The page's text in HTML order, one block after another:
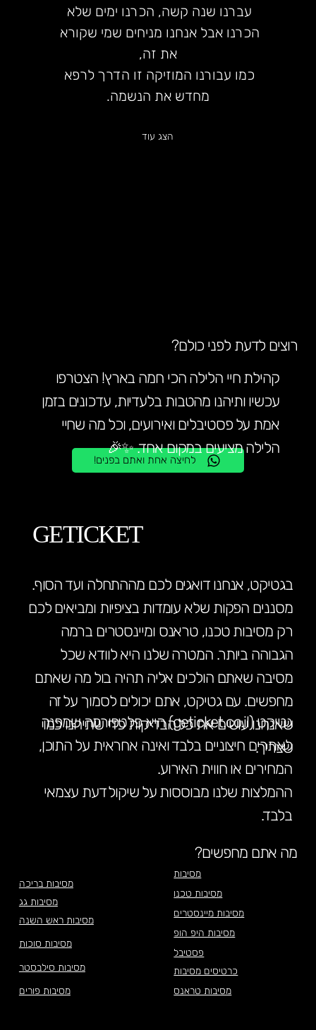
עברנו שנה קשה, הכרנו ימים שלא
הכרנו אבל אנחנו מניחים שמי שקורא
את זה,
כמו עבורנו המוזיקה זו הדרך לרפא
מחדש את הנשמה.
הצג עוד
מסיבות בריכה
מסיבות גג
מסיבות ראש השנה
מסיבות סוכות
מסיבות סילבסטר
מסיבות פורים
מה אתם מחפשים?
מסיבות
מסיבות טכנו
מסיבות טראנס
מסיבות מיינסטרים
מסיבות היפ הופ
פסטיבל
כרטיסים מסיבות
לחיצה אחת ואתם בפנים!
קהילת חיי הלילה הכי חמה בארץ! הצטרפו
עכשיו ותיהנו מהטבות בלעדיות, עדכונים בזמן
אמת על פסטיבלים ואירועים, וכל מה שחיי
הלילה מציעים במקום אחד. ✨🎉
רוצים לדעת לפני כולם?
גטיקט (geticket.co.il) היא פלטפורמה שמפנה
לאתרים חיצוניים בלבד ואינה אחראית על התוכן,
המחירים או חווית האירוע.
ההמלצות שלנו מבוססות על שיקול דעת עצמאי
בלבד.
GETICKET
בגטיקט, אנחנו דואגים לכם מההתחלה ועד הסוף.
מסננים הפקות שלא עומדות בציפיות ומביאים לכם
רק מסיבות טכנו, טראנס ומיינסטרים ברמה
הגבוהה ביותר. המטרה שלנו היא לוודא שכל
מסיבה שאתם הולכים אליה תהיה בול מה שאתם
מחפשים. עם גטיקט, אתם יכולים לסמוך על זה
שאנחנו עושים את כל הבדיקות כדי שתיהנו כמו
שצריך.